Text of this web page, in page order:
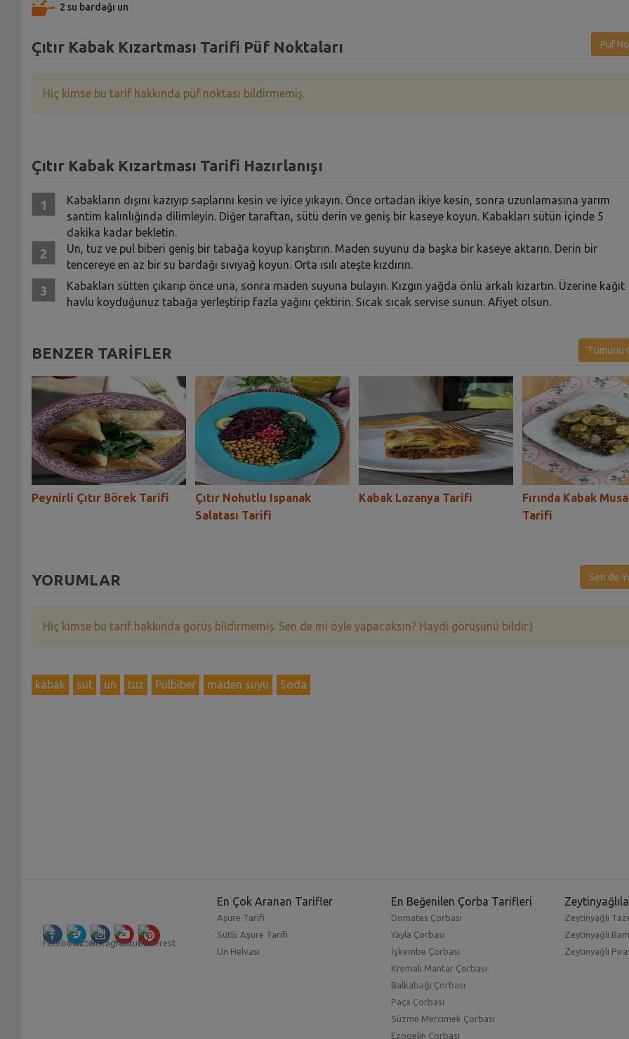
2 su bardağı un
Çıtır Kabak Kızartması Tarifi Püf Noktaları Püf
Hiç kimse bu tarif hakkında püf noktası bildirmemiş.
Çıtır Kabak Kızartması Tarifi Hazırlanışı
Kabakların dışını kazıyıp saplarını kesin ve iyice yıkayın. Önce ortadan ikiye kesin, sonra uzunlamasına yarım
santim kalınlığında dilimleyin. Diğer taraftan, sütü derin ve geniş bir kaseye koyun. Kabakları sütün içinde 5
dakika kadar bekletin.
Un, tuz ve pul biberi geniş bir tabağa koyup karıştırın. Maden suyunu da başka bir kaseye aktarın. Derin bir
tencereye en az bir su bardağı sıvıyağ koyun. Orta ısılı ateşte kızdırın.
Kabakları sütten çıkarıp önce una, sonra maden suyuna bulayın. Kızgın yağda önlü arkalı kızartın. Üzerine kağıt
havlu koyduğunuz tabağa yerleştirip fazla yağını çektirin. Sıcak sıcak servise sunun. Afiyet olsun.
BENZER TARİFLER Tümünü
Peynirli Çıtır Börek Tarifi
Çıtır Nohutlu Ispanak
Salatası Tarifi
Kabak Lazanya Tarifi
Fırında Kabak
Tarifi
YORUMLAR Sen de
Hiç kimse bu tarif hakkında görüş bildirmemiş. Sen de mi öyle yapacaksın? Haydi görüşünü bildir:)
kabak süt un tuz Pulbiber maden suyu Soda
En Çok Aranan Tarifler
Aşure Tarifi
Sütlü Aşure Tarifi
Un Helvası
En Beğenilen Çorba Tarifleri
Domates Çorbası
Yayla Çorbası
İşkembe Çorbası
Kremalı Mantar Çorbası
Balkabağı Çorbası
Paça Çorbası
Süzme Mercimek Çorbası
Ezogelin Çorbası
Zeytinyağlı
Zeytinyağlı
Zeytinyağlı